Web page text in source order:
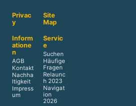
Privac
y
Site
Map
Inform
atione
n
AGB
Kontakt
Nachha
ltigkeit
Impress
um
Servic
e
Suchen
Häufige
Fragen
Relaunc
h 2023
Navigat
ion
2026